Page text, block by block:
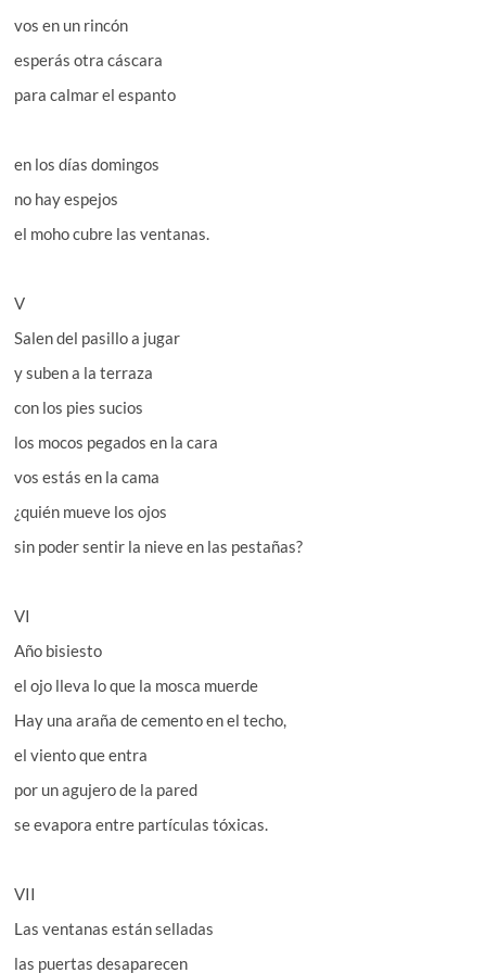
vos en un rincón
esperás otra cáscara
para calmar el espanto
en los días domingos
no hay espejos
el moho cubre las ventanas.
V
Salen del pasillo a jugar
y suben a la terraza
con los pies sucios
los mocos pegados en la cara
vos estás en la cama
¿quién mueve los ojos
sin poder sentir la nieve en las pestañas?
VI
Año bisiesto
el ojo lleva lo que la mosca muerde
Hay una araña de cemento en el techo,
el viento que entra
por un agujero de la pared
se evapora entre partículas tóxicas.
VII
Las ventanas están selladas
las puertas desaparecen